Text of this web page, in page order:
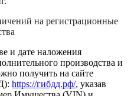
на регистрационные
и дате наложения
производства и
получить на сайте
https://гибдд.рф/, указав